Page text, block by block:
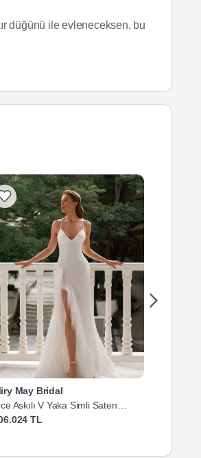
düğünü ile evleneceksen, bu
May Bridal
Askılı V Yaka Simli Saten
Balık Kesim Gelinlik
TL